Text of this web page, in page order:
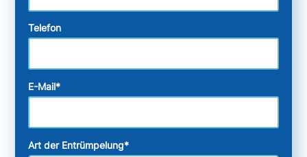
Telefon
E-Mail*
Art der Entrümpelung*